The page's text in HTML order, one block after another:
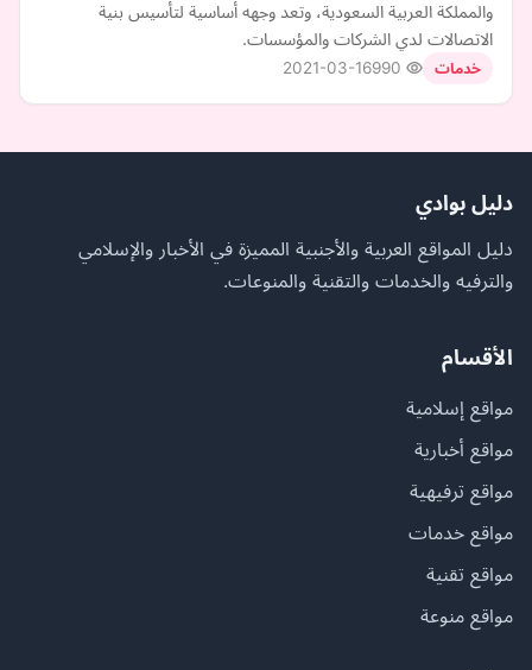
والمملكة العربية السعودية، وتعد وجهه أساسية لتأسيس بنية
الاتصالات لدي الشركات والمؤسسات.
خدمات 2021-03-16
دليل بوادي
دليل المواقع العربية والأجنبية المميزة في الأخبار والإسلامي
والترفيه والخدمات والتقنية والمنوعات.
الأقسام
مواقع إسلامية
مواقع أخبارية
مواقع ترفيهية
مواقع خدمات
مواقع تقنية
مواقع منوعة